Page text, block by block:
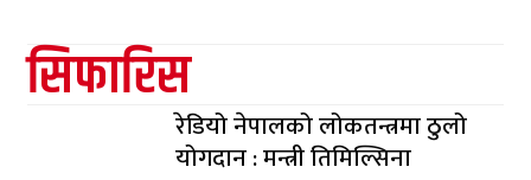
सिफारिस
रेडियो नेपालको लोकतन्त्रमा ठुलो
योगदान : मन्त्री तिमिल्सिना